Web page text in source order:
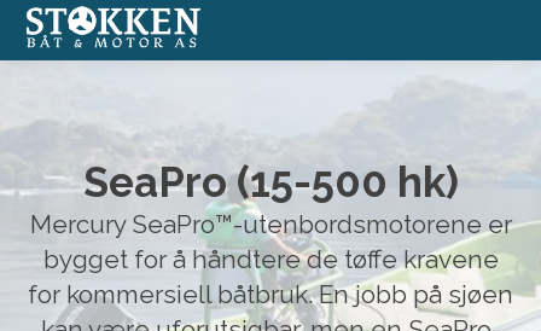
Annonserte båter
Båtmotorer
Båtverksted
SeaPro (15-500 hk)
Mercury SeaPro™-utenbordsmotorene er
bygget for å håndtere de tøffe kravene
for kommersiell båtbruk. En jobb på sjøen